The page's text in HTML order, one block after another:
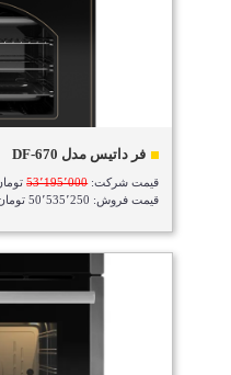
فر داتیس مدل DF-670
قیمت شرکت:53٬195٬000
قیمت فروش: 50٬535٬250 تومان